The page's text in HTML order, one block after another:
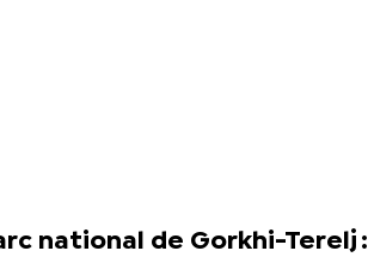
national de Gorkhi-Terelj :